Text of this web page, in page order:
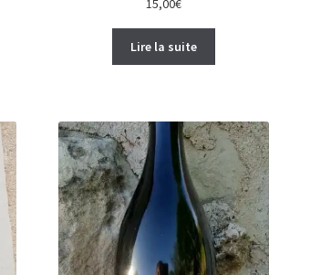
15,00€
Lire la suite